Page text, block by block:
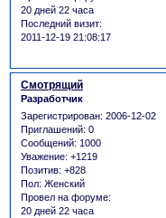
20 дней 22 часа
Последний визит:
2011-12-19 21:08:17
Смотрящий
Разработчик
Зарегистрирован: 2006-12-02
Приглашений: 0
Сообщений: 1000
Уважение: +1219
Позитив: +828
Пол: Женский
Провел на форуме:
20 дней 22 часа